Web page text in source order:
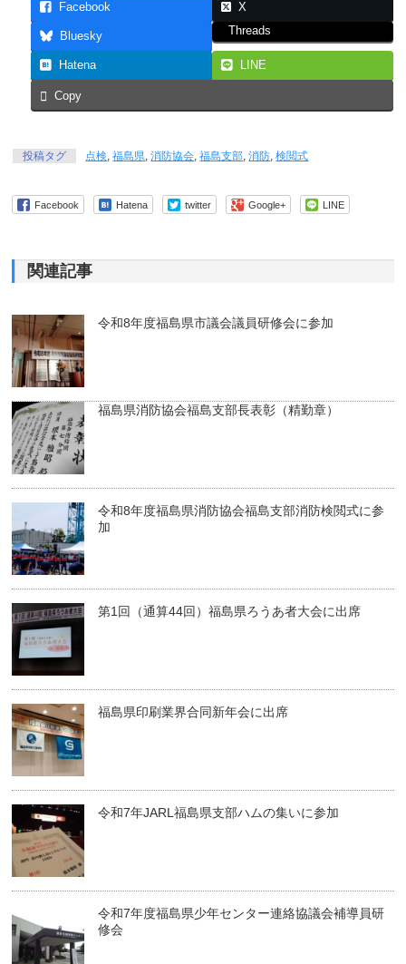
Facebook X
Bluesky Threads
Hatena LINE
Copy
投稿タグ 点検,福島県,消防協会,福島支部,消防,検閲式
Facebook Hatena twitter Google+ LINE
関連記事
令和8年度福島県市議会議員研修会に参加
福島県消防協会福島支部長表彰（精勤章）
令和8年度福島県消防協会福島支部消防検閲式に参
加
第1回（通算44回）福島県ろうあ者大会に出席
福島県印刷業界合同新年会に出席
令和7年JARL福島県支部ハムの集いに参加
令和7年度福島県少年センター連絡協議会補導員研
修会